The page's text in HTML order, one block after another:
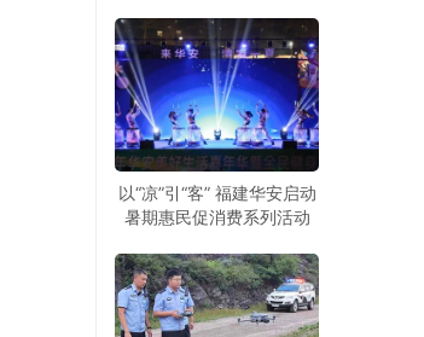
以“凉”引“客” 福建华安启动
暑期惠民促消费系列活动